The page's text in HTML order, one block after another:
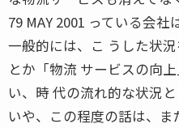
79 MAY 2001 っている会社
一般的には、こ うした状
とか「物流 サービスの向
い、時 代の流れ的な状況
いや、この程度の話は、